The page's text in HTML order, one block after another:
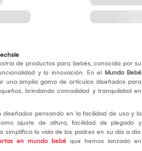
de productos para bebés, conocida por su
y la innovación. En el
Mundo Bebé
una amplia gama de artículos diseñados para
brindando comodidad y tranquilidad en
diseñados pensando en la facilidad de uso y la
ajuste de altura, facilidad de plegado y
simplifica la vida de los padres en su día a día.
en mundo bebé que hemos lanzado en